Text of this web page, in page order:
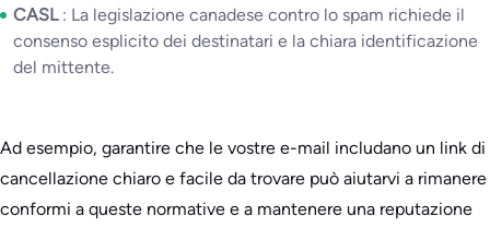
CASL : La legislazione canadese contro lo spam richiede il
consenso esplicito dei destinatari e la chiara identificazione
del mittente.
Ad esempio, garantire che le vostre e-mail includano un link di
cancellazione chiaro e facile da trovare può aiutarvi a rimanere
conformi a queste normative e a mantenere una reputazione